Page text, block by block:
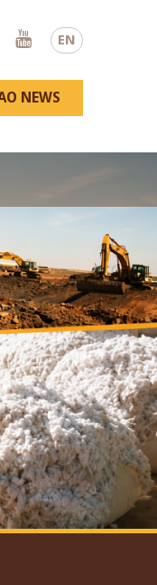
EN
Youtube
NEWS